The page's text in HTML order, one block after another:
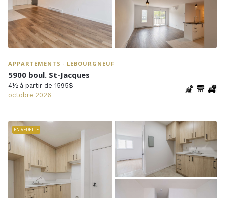
APPARTEMENTS · LEBOURGNEUF
5900 boul. St-Jacques
4½ à partir de 1595$
octobre 2026
EN VEDETTE